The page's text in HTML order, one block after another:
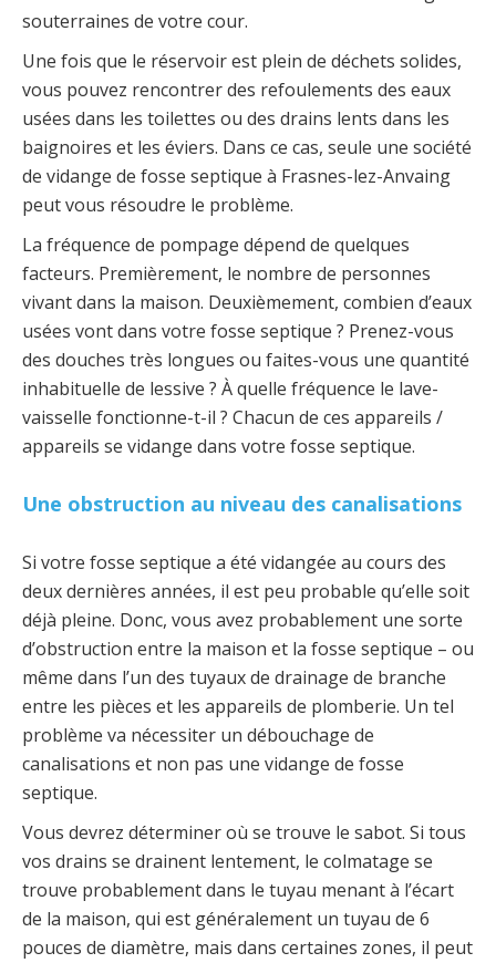
souterraines de votre cour.
Une fois que le réservoir est plein de déchets solides,
vous pouvez rencontrer des refoulements des eaux
usées dans les toilettes ou des drains lents dans les
baignoires et les éviers. Dans ce cas, seule une société
de vidange de fosse septique à Frasnes-lez-Anvaing
peut vous résoudre le problème.
La fréquence de pompage dépend de quelques
facteurs. Premièrement, le nombre de personnes
vivant dans la maison. Deuxièmement, combien d’eaux
usées vont dans votre fosse septique ? Prenez-vous
des douches très longues ou faites-vous une quantité
inhabituelle de lessive ? À quelle fréquence le lave-
vaisselle fonctionne-t-il ? Chacun de ces appareils /
appareils se vidange dans votre fosse septique.
Une obstruction au niveau des canalisations
Si votre fosse septique a été vidangée au cours des
deux dernières années, il est peu probable qu’elle soit
déjà pleine. Donc, vous avez probablement une sorte
d’obstruction entre la maison et la fosse septique – ou
même dans l’un des tuyaux de drainage de branche
entre les pièces et les appareils de plomberie. Un tel
problème va nécessiter un débouchage de
canalisations et non pas une vidange de fosse
septique.
Vous devrez déterminer où se trouve le sabot. Si tous
vos drains se drainent lentement, le colmatage se
trouve probablement dans le tuyau menant à l’écart
de la maison, qui est généralement un tuyau de 6
pouces de diamètre, mais dans certaines zones, il peut